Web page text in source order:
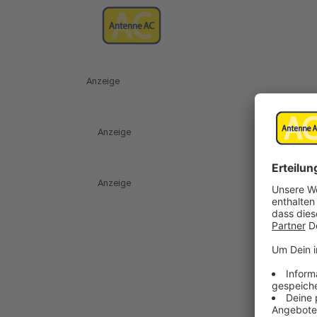
Anzeige
Anzeige
Anzeige